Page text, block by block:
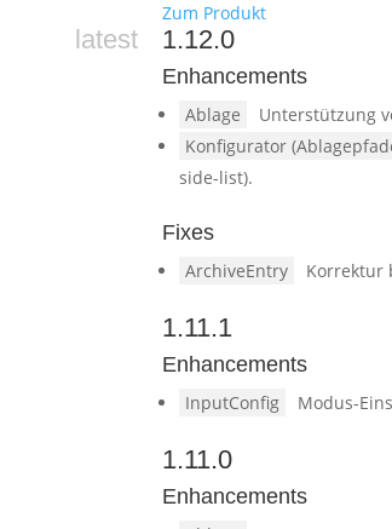
Zum Produkt
latest 1.12.0
Enhancements
Ablage
Unterstützung
Konfigurator
side-list).
Fixes
ArchiveEntry Korrektur
1.11.1
Enhancements
InputConfig Modus-
1.11.0
Enhancements